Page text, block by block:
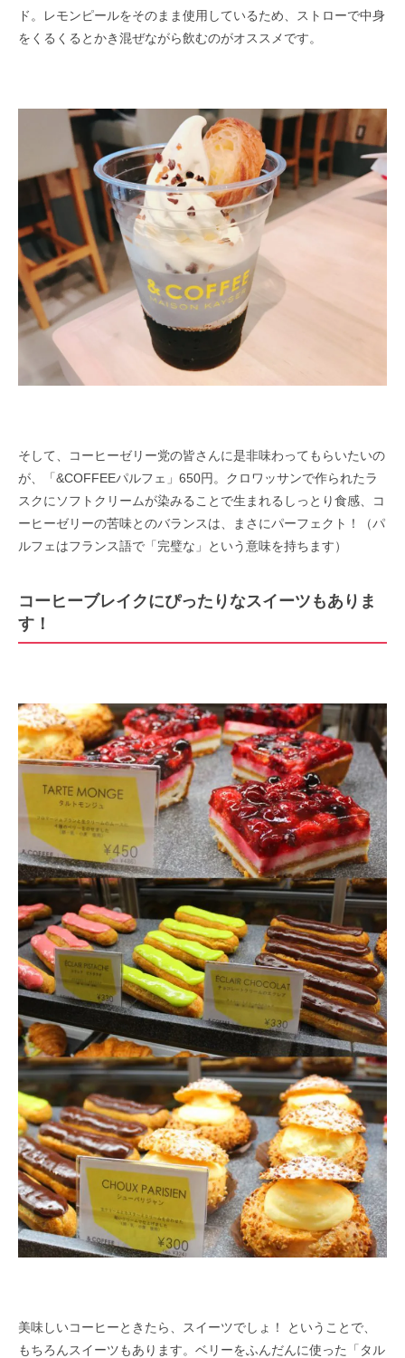
ド。レモンピールをそのまま使用しているため、ストローで中身
をくるくるとかき混ぜながら飲むのがオススメです。
そして、コーヒーゼリー党の皆さんに是非味わってもらいたいの
が、「&COFFEEパルフェ」650円。クロワッサンで作られたラ
スクにソフトクリームが染みることで生まれるしっとり食感、コ
ーヒーゼリーの苦味とのバランスは、まさにパーフェクト！（パ
ルフェはフランス語で「完璧な」という意味を持ちます）
コーヒーブレイクにぴったりなスイーツもありま
す！
美味しいコーヒーときたら、スイーツでしょ！ ということで、
もちろんスイーツもあります。ベリーをふんだんに使った「タル